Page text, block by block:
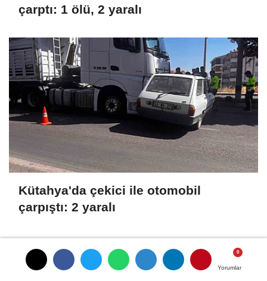
Yorumlar
Yorumlar
çarptı: 1 ölü, 2 yaralı
Kütahya'da çekici ile otomobil
çarpıştı: 2 yaralı